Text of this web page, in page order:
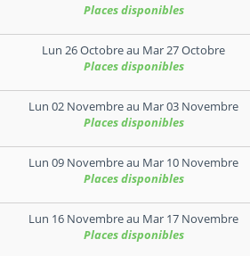
Places disponibles
Lun 26 Octobreau Mar 27 Octobre
Places disponibles
Lun 02 Novembreau Mar 03 Novembre
Places disponibles
Lun 09 Novembreau Mar 10 Novembre
Places disponibles
Lun 16 Novembreau Mar 17 Novembre
Places disponibles